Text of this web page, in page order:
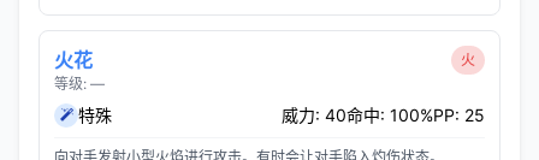
火花
等级: —
火
特殊 威力: 40命中: 100%PP: 25